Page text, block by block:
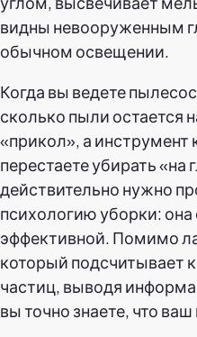
видны невооруженным
обычном освещении.
Когда вы ведете
сколько пыли остается
«прикол», а инструмент
перестаете убирать «на
действительно нужно
психологию уборки: она
эффективной. Помимо
который подсчитывает
частиц, выводя
вы точно знаете, что